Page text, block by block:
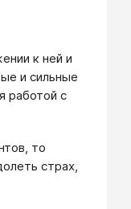
к ней и
и сильные
работой с
то
страх,